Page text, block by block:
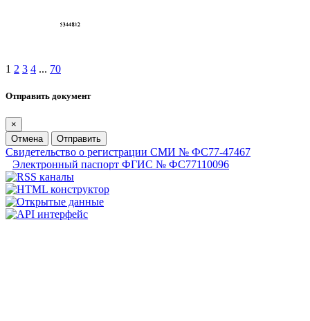
1 2 3 4 ... 70
Отправить документ
×
Отмена
Отправить
Свидетельство о регистрации СМИ № ФС77-47467
Электронный паспорт ФГИС № ФС77110096